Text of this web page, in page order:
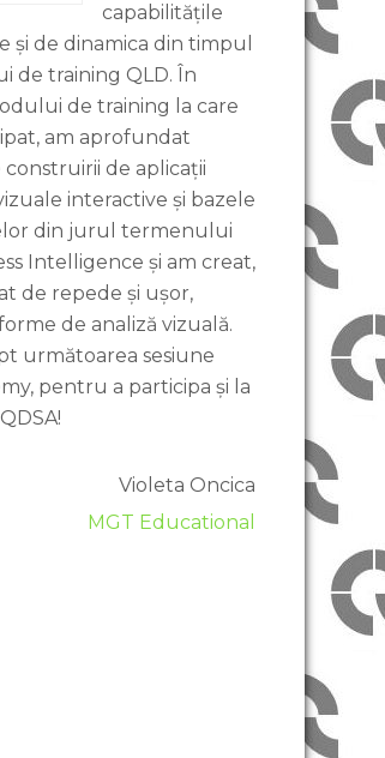
capabilitățile
și de dinamica din timpul
de training QLD. În
de training la care
am aprofundat
construirii de aplicații
interactive și bazele
din jurul termenului
Intelligence și am creat,
de repede și ușor,
de analiză vizuală.
următoarea sesiune
pentru a participa și la
Violeta Oncica
MGT Educational